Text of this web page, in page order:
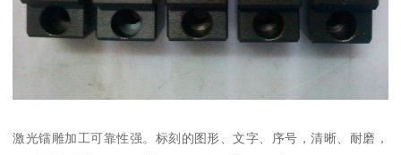
激光镭雕加工可靠性强。标刻的图形、文字、序号，清晰、耐磨，